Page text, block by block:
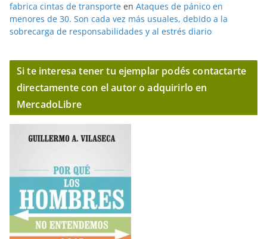
fabrica cintas de transporte en Ataques de pánico en
menores de 30. Son cada vez más usuales, debido a la
sobrecarga de responsabilidades y al estrés diario
Si te interesa tener tu ejemplar podés contactarte
directamente con el autor o adquirirlo en
MercadoLibre